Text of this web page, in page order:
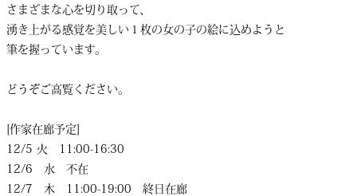
さまざまな心を切り取って、
湧き上がる感覚を美しい１枚の女の子の絵に込めようと
筆を握っています。
どうぞご高覧ください。
[作家在廊予定]
12/5 火 11:00-16:30
12/6 水 不在
12/7 木 11:00-19:00 終日在廊